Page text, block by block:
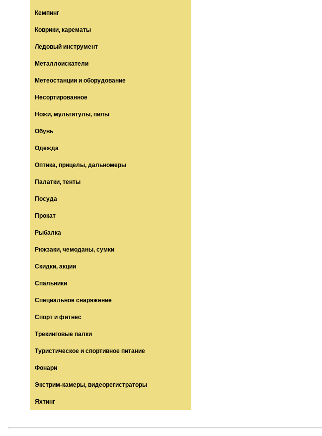
Кемпинг
Коврики, карематы
Ледовый инструмент
Металлоискатели
Метеостанции и оборудование
Несортированное
Ножи, мультитулы, пилы
Обувь
Одежда
Оптика, прицелы, дальномеры
Палатки, тенты
Посуда
Прокат
Рыбалка
Рюкзаки, чемоданы, сумки
Скидки, акции
Спальники
Специальное снаряжение
Спорт и фитнес
Трекинговые палки
Туристическое и спортивное питание
Фонари
Экстрим-камеры, видеорегистраторы
Яхтинг